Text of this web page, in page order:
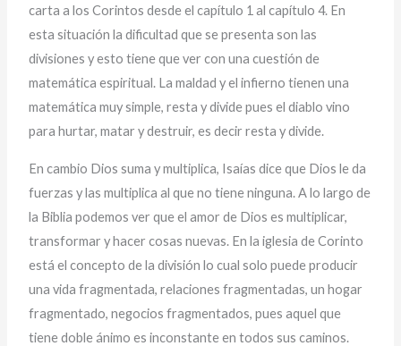
carta a los Corintos desde el capítulo 1 al capítulo 4. En
esta situación la dificultad que se presenta son las
divisiones y esto tiene que ver con una cuestión de
matemática espiritual. La maldad y el infierno tienen una
matemática muy simple, resta y divide pues el diablo vino
para hurtar, matar y destruir, es decir resta y divide.
En cambio Dios suma y multiplica, Isaías dice que Dios le da
fuerzas y las multiplica al que no tiene ninguna. A lo largo de
la Biblia podemos ver que el amor de Dios es multiplicar,
transformar y hacer cosas nuevas. En la iglesia de Corinto
está el concepto de la división lo cual solo puede producir
una vida fragmentada, relaciones fragmentadas, un hogar
fragmentado, negocios fragmentados, pues aquel que
tiene doble ánimo es inconstante en todos sus caminos.